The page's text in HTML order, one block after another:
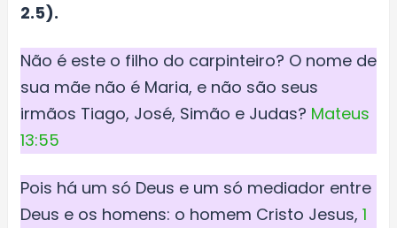
2.5).
Não é este o filho do carpinteiro? O nome de
sua mãe não é Maria, e não são seus
irmãos Tiago, José, Simão e Judas? Mateus
13:55
Pois há um só Deus e um só mediador entre
Deus e os homens: o homem Cristo Jesus, 1